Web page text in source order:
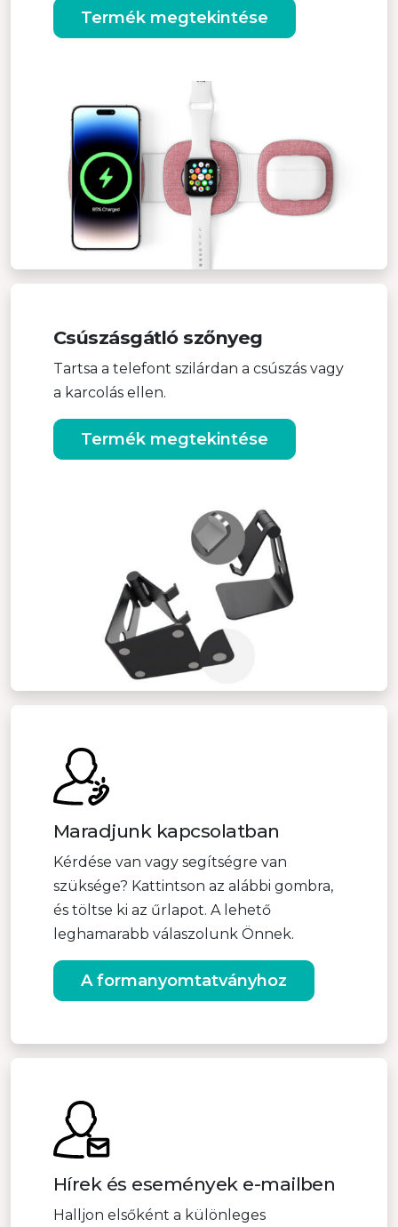
Termék megtekintése
Csúszásgátló szőnyeg
Tartsa a telefont szilárdan a csúszás vagy
a karcolás ellen.
Termék megtekintése
Maradjunk kapcsolatban
Kérdése van vagy segítségre van
szüksége? Kattintson az alábbi gombra,
és töltse ki az űrlapot. A lehető
leghamarabb válaszolunk Önnek.
A formanyomtatványhoz
Hírek és események e-mailben
Halljon elsőként a különleges